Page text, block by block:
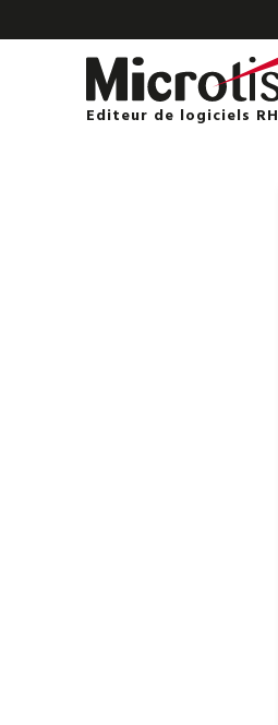
Editeur de logiciels RH